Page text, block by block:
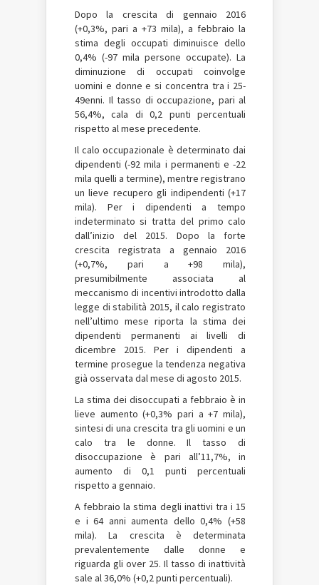
Dopo la crescita di gennaio 2016
(+0,3%, pari a +73 mila), a febbraio la
stima degli occupati diminuisce dello
0,4% (-97 mila persone occupate). La
diminuzione di occupati coinvolge
uomini e donne e si concentra tra i 25-
49enni. Il tasso di occupazione, pari al
56,4%, cala di 0,2 punti percentuali
rispetto al mese precedente.
Il calo occupazionale è determinato dai
dipendenti (-92 mila i permanenti e -22
mila quelli a termine), mentre registrano
un lieve recupero gli indipendenti (+17
mila). Per i dipendenti a tempo
indeterminato si tratta del primo calo
dall’inizio del 2015. Dopo la forte
crescita registrata a gennaio 2016
(+0,7%, pari a +98 mila),
presumibilmente associata al
meccanismo di incentivi introdotto dalla
legge di stabilità 2015, il calo registrato
nell’ultimo mese riporta la stima dei
dipendenti permanenti ai livelli di
dicembre 2015. Per i dipendenti a
termine prosegue la tendenza negativa
già osservata dal mese di agosto 2015.
La stima dei disoccupati a febbraio è in
lieve aumento (+0,3% pari a +7 mila),
sintesi di una crescita tra gli uomini e un
calo tra le donne. Il tasso di
disoccupazione è pari all’11,7%, in
aumento di 0,1 punti percentuali
rispetto a gennaio.
A febbraio la stima degli inattivi tra i 15
e i 64 anni aumenta dello 0,4% (+58
mila). La crescita è determinata
prevalentemente dalle donne e
riguarda gli over 25. Il tasso di inattività
sale al 36,0% (+0,2 punti percentuali).